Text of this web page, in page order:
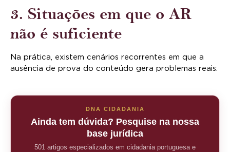
3. Situações em que o AR
não é suficiente
Na prática, existem cenários recorrentes em que a
ausência de prova do conteúdo gera problemas reais:
DNA CIDADANIA
Ainda tem dúvida? Pesquise na nossa
base jurídica
501 artigos especializados em cidadania portuguesa e